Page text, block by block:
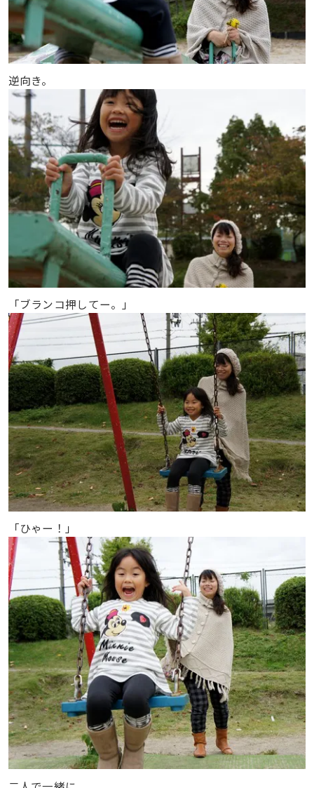
逆向き。
「ブランコ押してー。」
「ひゃー！」